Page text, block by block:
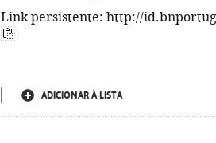
Link persistente: http://
ADICIONAR À LISTA